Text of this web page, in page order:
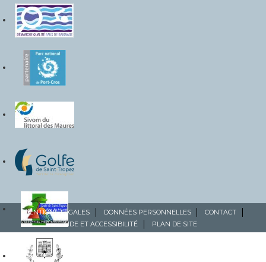
MENTIONS LÉGALES DONNÉES PERSONNELLES
CONTACT
AIDE ET ACCESSIBILITÉ
PLAN DE SITE